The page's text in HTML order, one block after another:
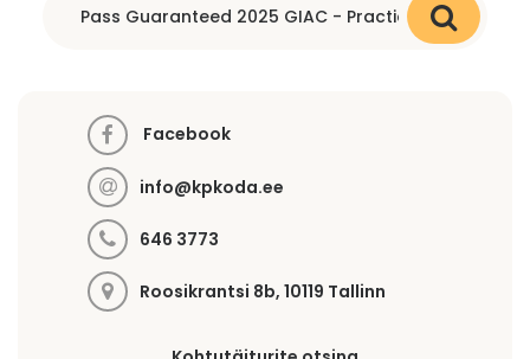
Facebook
info@kpkoda.ee
646 3773
Roosikrantsi 8b, 10119 Tallinn